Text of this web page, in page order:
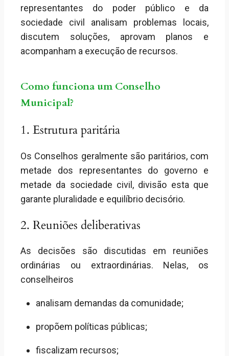
representantes do poder público e da
sociedade civil analisam problemas locais,
discutem soluções, aprovam planos e
acompanham a execução de recursos.
Como funciona um Conselho
Municipal?
1. Estrutura paritária
Os Conselhos geralmente são paritários, com
metade dos representantes do governo e
metade da sociedade civil, divisão esta que
garante pluralidade e equilíbrio decisório.
2. Reuniões deliberativas
As decisões são discutidas em reuniões
ordinárias ou extraordinárias. Nelas, os
conselheiros
analisam demandas da comunidade;
propõem políticas públicas;
fiscalizam recursos;